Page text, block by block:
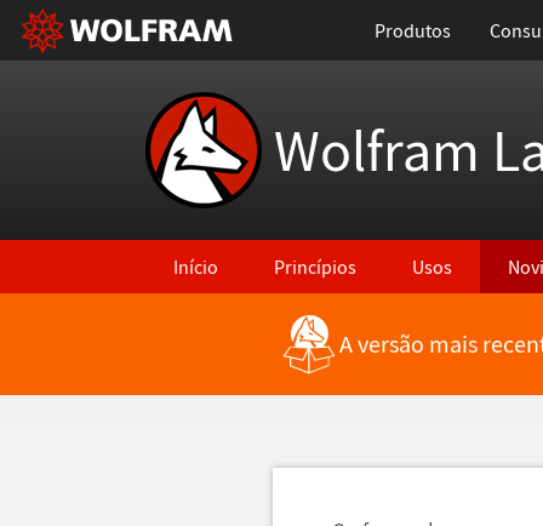
Produtos
Wolfram
Início Princípios Usos
Voltar para Últimas Novidades
A versão mais